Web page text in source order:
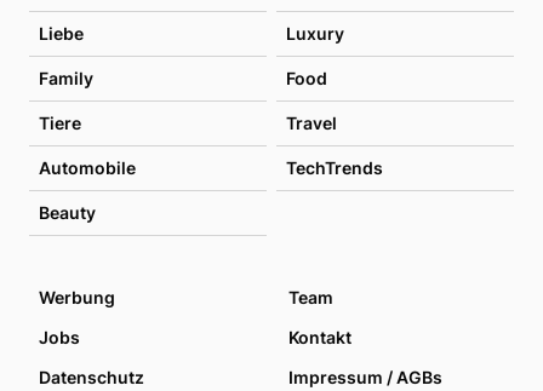
Liebe Luxury
Family Food
Tiere Travel
Automobile TechTrends
Beauty
Werbung
Team
Jobs
Kontakt
Datenschutz
Impressum / AGBs